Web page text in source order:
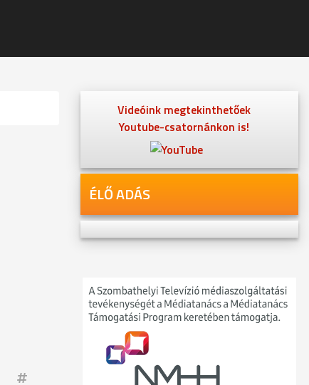
Videóink megtekinthetőek
Youtube-csatornánkon is!
ÉLŐ ADÁS